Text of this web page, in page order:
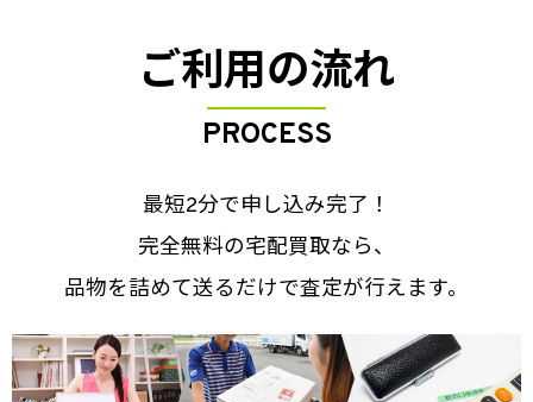
ご利用の流れ
PROCESS
最短2分で申し込み完了！
完全無料の宅配買取なら、
品物を詰めて送るだけで査定が行えます。